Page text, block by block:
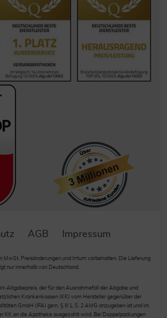
AGB Impressum
MwSt. Preisänderungen und Irrtum vorbehalten. Die Lieferung
nur innerhalb von Deutschland.
Abgabepreis, der für den Ausnahmefall der Abgabe und
Krankenkassen (KK) vom Hersteller gegenüber der
GmbH (IFA) gem. § III 1, S. 2 AMG anzugeben ist und im
KK an die Apotheke ausgezahlt wird. Bei Doppelpackungen